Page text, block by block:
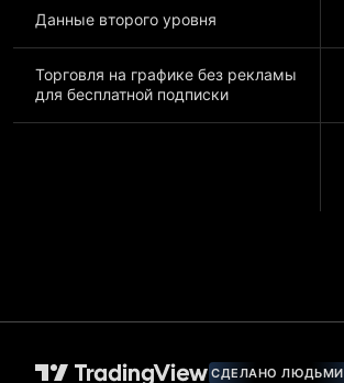
Данные второго уровня
Торговля на графике без рекламы
для бесплатной подписки
СДЕЛАНО ЛЮДЬМИ